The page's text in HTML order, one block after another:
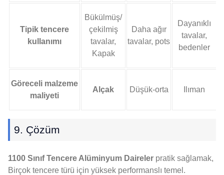
Tipik tencere
kullanımı
Bükülmüş/
çekilmiş
tavalar,
Kapak
Daha ağır
tavalar, pots
Dayanıklı
tavalar,
bedenler
Göreceli malzeme
maliyeti
Alçak Düşük-orta Ilıman
9. Çözüm
1100 Sınıf Tencere Alüminyum Daireler pratik sağlamak,
Birçok tencere türü için yüksek performanslı temel.